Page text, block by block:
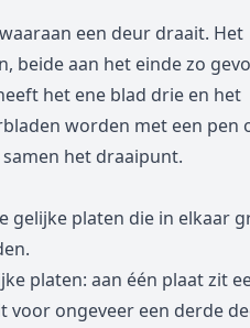
een deur draait. Het
beide aan het einde zo
het ene blad drie en het
worden met een pen
het draaipunt.
gelijke platen die in elkaar
platen: aan één plaat zit
ongeveer een derde